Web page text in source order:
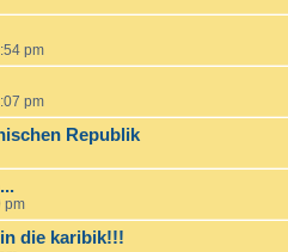
pm
pm
Republik
pm
die karibik!!!